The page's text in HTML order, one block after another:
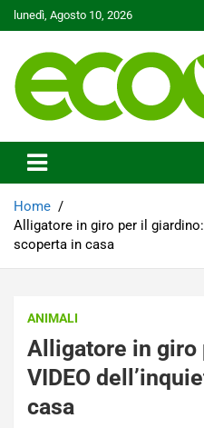
Skip
to
lunedì, Agosto 10, 2026
Ecoo.it
Home
Alligatore in giro per il
scoperta in casa
ANIMALI
Alligatore in giro
VIDEO
casa